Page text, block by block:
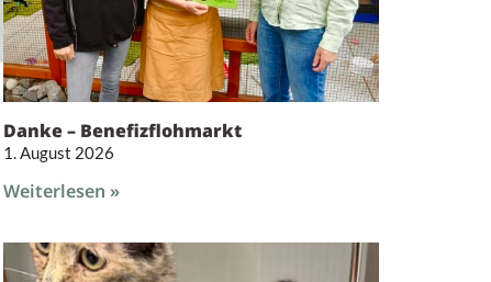
Danke – Benefizflohmarkt
1. August 2026
Weiterlesen »